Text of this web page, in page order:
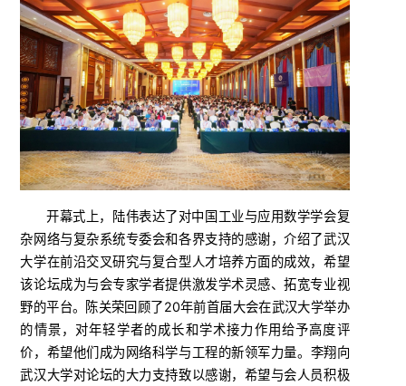
开幕式上，陆伟表达了对中国工业与应用数学学会复
杂网络与复杂系统专委会和各界支持的感谢，介绍了武汉
大学在前沿交叉研究与复合型人才培养方面的成效，希望
该论坛成为与会专家学者提供激发学术灵感、拓宽专业视
野的平台。 陈关荣回顾了20年前首届大会在武汉大学举办
的情景，对年轻学者的成长和学术接力作用给予高度评
价，希望他们成为网络科学与工程的新领军力量。 李翔向
武汉大学对论坛的大力支持致以感谢，希望与会人员积极